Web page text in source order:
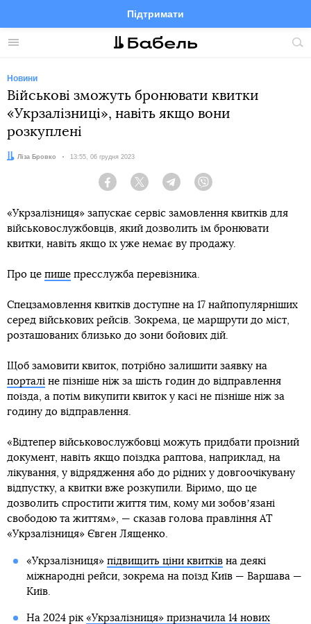
Меню
Підтримати
FacebookTelegramTwitter
Новини
Військові зможуть бронювати квитки
«Укрзалізниці», навіть якщо вони
розкуплені
Автор:
Ліза Бровко Дата:
13:55, 06 грудня 2023
Facebook Twitter Telegram
«Укрзалізниця» запускає сервіс замовлення квитків для
військовослужбовців, який дозволить їм бронювати
квитки, навіть якщо їх уже немає ву продажу.
Про це пише пресслужба перевізника.
Спецзамовлення квитків доступне на 17 найпопулярніших
серед військових рейсів. Зокрема, це маршрути до міст,
розташованих близько до зони бойових дій.
Щоб замовити квиток, потрібно залишити заявку на
порталі не пізніше ніж за шість годин до відправлення
поїзда, а потім викупити квиток у касі не пізніше ніж за
годину до відправлення.
«Відтепер військовослужбовці можуть придбати проїзний
документ, навіть якщо поїздка раптова, наприклад, на
лікування, у відрядження або до рідних у довгоочікувану
відпустку, а квитки вже розкупили. Віримо, що це
дозволить спростити життя тим, кому ми зобовʼязані
свободою та життям», — сказав голова правління АТ
«Укрзалізниця» Євген Лященко.
«Укрзалізниця» підвищить ціни квитківна деякі
міжнародні рейси, зокрема на поїзд Київ — Варшава —
Київ.
На 2024 рік «Укрзалізниця» призначила 14 нових